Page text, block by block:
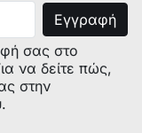
σας στο
να δείτε πώς,
στην